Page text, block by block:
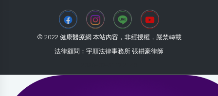
© 2022 健康醫療網 本站內容，非經授權，嚴禁轉載
法律顧問：宇順法律事務所 張耕豪律師